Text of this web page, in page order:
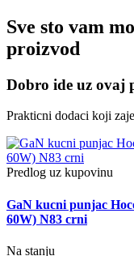
Sve sto vam
proizvod
Dobro ide uz ovaj
Prakticni dodaci koji
Predlog uz kupovinu
GaN kucni punjac
60W) N83 crni
Na stanju